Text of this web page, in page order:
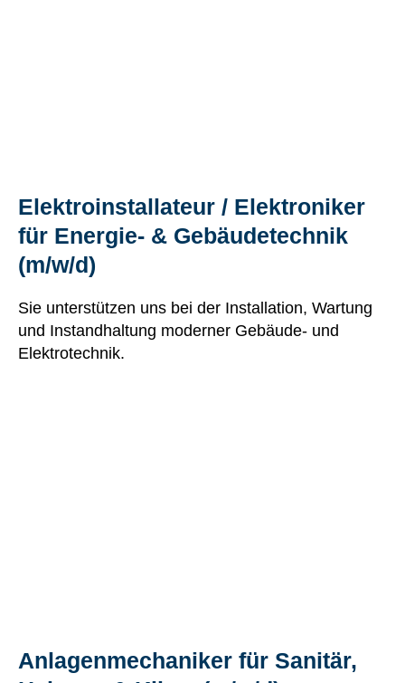
Elektroinstallateur / Elektroniker
für Energie- & Gebäudetechnik
(m/w/d)
Sie unterstützen uns bei der Installation, Wartung
und Instandhaltung moderner Gebäude- und
Elektrotechnik.
Anlagenmechaniker für Sanitär,